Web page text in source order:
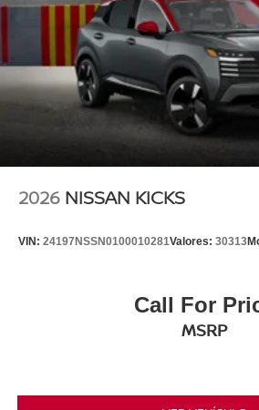
2026 NISSAN KICKS
VIN: 24197NSSN0100010281Valores: 30313
Call For
MSRP